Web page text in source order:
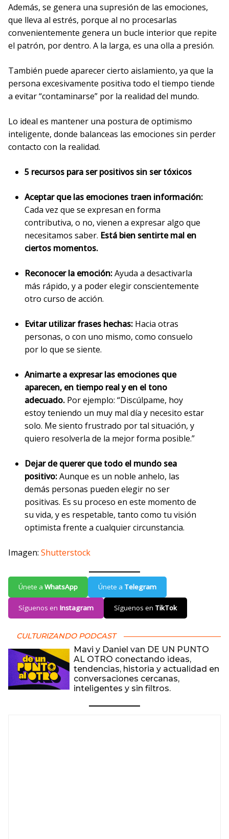
Además, se genera una supresión de las emociones,
que lleva al estrés, porque al no procesarlas
convenientemente genera un bucle interior que repite
el patrón, por dentro. A la larga, es una olla a presión.
También puede aparecer cierto aislamiento, ya que la
persona excesivamente positiva todo el tiempo tiende
a evitar “contaminarse” por la realidad del mundo.
Lo ideal es mantener una postura de optimismo
inteligente, donde balanceas las emociones sin perder
contacto con la realidad.
5 recursos para ser positivos sin ser tóxicos
Aceptar que las emociones traen información:
Cada vez que se expresan en forma
contributiva, o no, vienen a expresar algo que
necesitamos saber. Está bien sentirte mal en
ciertos momentos.
Reconocer la emoción:Ayuda a desactivarla
más rápido, y a poder elegir conscientemente
otro curso de acción.
Evitar utilizar frases hechas: Hacia otras
personas, o con uno mismo, como consuelo
por lo que se siente.
Animarte a expresar las emociones que
aparecen, en tiempo real y en el tono
adecuado. Por ejemplo: “Discúlpame, hoy
estoy teniendo un muy mal día y necesito estar
solo. Me siento frustrado por tal situación, y
quiero resolverla de la mejor forma posible.”
Dejar de querer que todo el mundo sea
positivo:Aunque es un noble anhelo, las
demás personas pueden elegir no ser
positivas. Es su proceso en este momento de
su vida, y es respetable, tanto como tu visión
optimista frente a cualquier circunstancia.
Imagen: Shutterstock
Únete a WhatsApp Únete a Telegram
Síguenos en Instagram Síguenos en TikTok
CULTURIZANDO PODCAST
Mavi y Daniel van DE UN PUNTO
AL OTRO conectando ideas,
tendencias, historia y actualidad en
conversaciones cercanas,
inteligentes y sin filtros.